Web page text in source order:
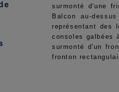
surmonté d'une
Balcon au-
représentant des
consoles galbées
surmonté d'un
fronton